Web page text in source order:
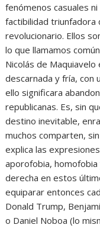
fenómenos casuales
factibilidad triunfadora
revolucionario. Ellos
lo que llamamos
Nicolás de
descarnada y fría, con
ello significara
republicanas. Es, sin
destino inevitable,
muchos comparten,
explica las
aporofobia,
derecha en estos
equiparar entonces
Donald Trump,
o Daniel Noboa (lo